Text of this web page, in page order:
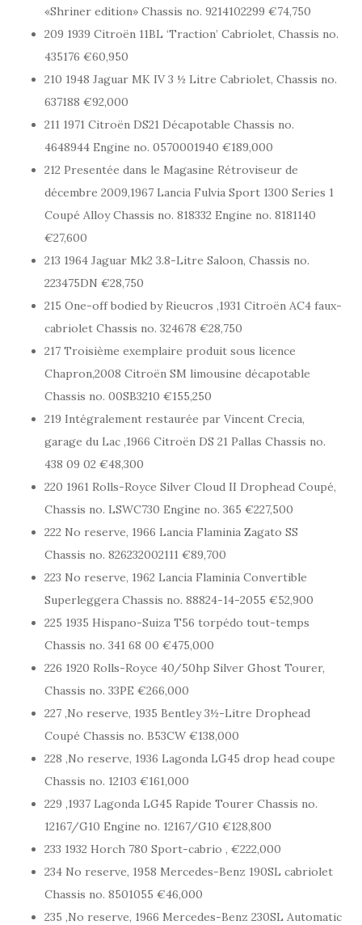
«Shriner edition» Chassis no. 9214102299 €74,750
209 1939 Citroën 11BL ‘Traction’ Cabriolet, Chassis no.
435176 €60,950
210 1948 Jaguar MK IV 3 ½ Litre Cabriolet, Chassis no.
637188 €92,000
211 1971 Citroën DS21 Décapotable Chassis no.
4648944 Engine no. 0570001940 €189,000
212 Presentée dans le Magasine Rétroviseur de
décembre 2009,1967 Lancia Fulvia Sport 1300 Series 1
Coupé Alloy Chassis no. 818332 Engine no. 8181140
€27,600
213 1964 Jaguar Mk2 3.8-Litre Saloon, Chassis no.
223475DN €28,750
215 One-off bodied by Rieucros ,1931 Citroën AC4 faux-
cabriolet Chassis no. 324678 €28,750
217 Troisième exemplaire produit sous licence
Chapron,2008 Citroën SM limousine décapotable
Chassis no. 00SB3210 €155,250
219 Intégralement restaurée par Vincent Crecia,
garage du Lac ,1966 Citroën DS 21 Pallas Chassis no.
438 09 02 €48,300
220 1961 Rolls-Royce Silver Cloud II Drophead Coupé,
Chassis no. LSWC730 Engine no. 365 €227,500
222 No reserve, 1966 Lancia Flaminia Zagato SS
Chassis no. 826232002111 €89,700
223 No reserve, 1962 Lancia Flaminia Convertible
Superleggera Chassis no. 88824-14-2055 €52,900
225 1935 Hispano-Suiza T56 torpédo tout-temps
Chassis no. 341 68 00 €475,000
226 1920 Rolls-Royce 40/50hp Silver Ghost Tourer,
Chassis no. 33PE €266,000
227 ,No reserve, 1935 Bentley 3½-Litre Drophead
Coupé Chassis no. B53CW €138,000
228 ,No reserve, 1936 Lagonda LG45 drop head coupe
Chassis no. 12103 €161,000
229 ,1937 Lagonda LG45 Rapide Tourer Chassis no.
12167/G10 Engine no. 12167/G10 €128,800
233 1932 Horch 780 Sport-cabrio , €222,000
234 No reserve, 1958 Mercedes-Benz 190SL cabriolet
Chassis no. 8501055 €46,000
235 ,No reserve, 1966 Mercedes-Benz 230SL Automatic